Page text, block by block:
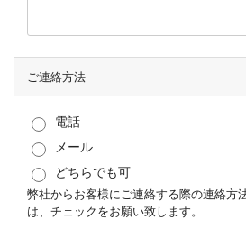
ご連絡方法
電話
メール
どちらでも可
弊社からお客様にご連絡する際の連絡方
は、チェックをお願い致します。